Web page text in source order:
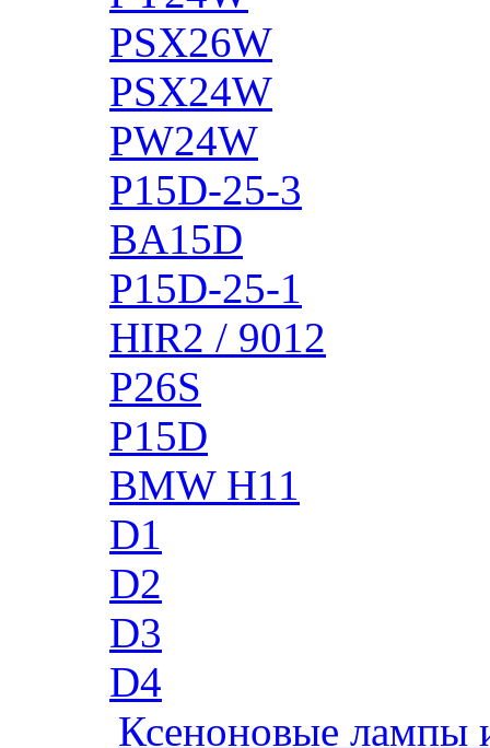
PSX26W
PSX24W
PW24W
P15D-25-3
BA15D
P15D-25-1
HIR2 / 9012
P26S
P15D
BMW H11
D1
D2
D3
D4
Ксеноновые лампы